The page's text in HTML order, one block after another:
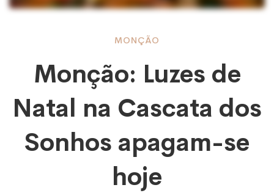
Monção:
Luzes
de
MONÇÃO
Monção: Luzes de
Natal na Cascata dos
Sonhos apagam-se
hoje